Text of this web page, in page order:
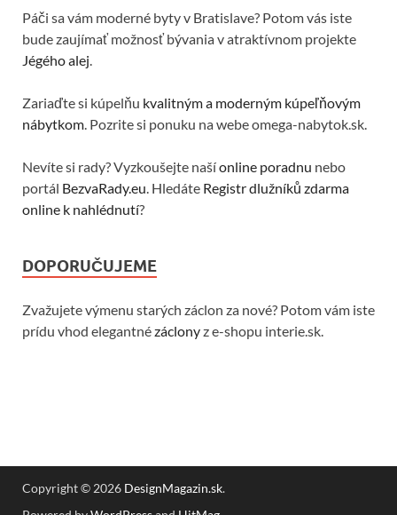
Páči sa vám moderné byty v Bratislave? Potom vás iste
bude zaujímať možnosť bývania v atraktívnom projekte
Jégého alej.
Zariaďte si kúpelňu kvalitným a moderným kúpeľňovým
nábytkom. Pozrite si ponuku na webe omega-nabytok.sk.
Nevíte si rady? Vyzkoušejte našíonline poradnu nebo
portál BezvaRady.eu. Hledáte Registr dlužníků zdarma
online k nahlédnutí?
DOPORUČUJEME
Zvažujete výmenu starých záclon za nové? Potom vám iste
prídu vhod elegantnézáclonyz e-shopu interie.sk.
Copyright © 2026 DesignMagazin.sk.